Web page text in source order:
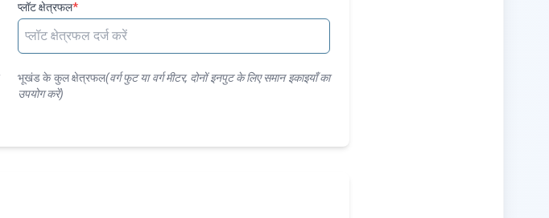
प्लॉट क्षेत्रफल*
भूखंड के कुल क्षेत्रफल(वर्ग फुट या वर्ग मीटर, दोनों इनपुट के लिए समान इकाइयाँ का
उपयोग करें)